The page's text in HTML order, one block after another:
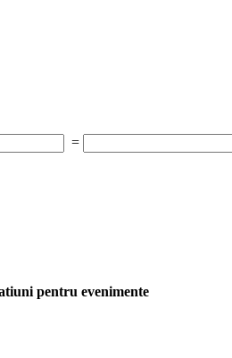
=
pentru evenimente